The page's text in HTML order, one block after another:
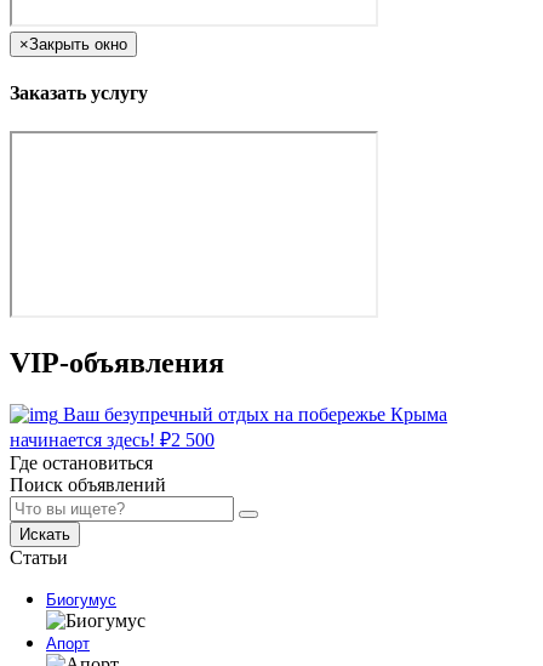
×Закрыть окно
Заказать услугу
VIP-объявления
Ваш безупречный отдых на побережье Крыма
начинается здесь! ₽2 500
Где остановиться
Поиск объявлений
Искать
Статьи
Биогумус
Апорт